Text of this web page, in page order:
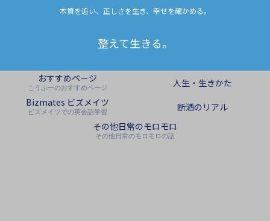
本質を追い、正しさを生き、幸せを確かめる。
整えて生きる。
おすすめページ
こうぷーのおすすめページ
人生・生きかた
Bizmates ビズメイツ
ビズメイツでの英会話学習
断酒のリアル
その他日常のモロモロ
その他日常のモロモロの話